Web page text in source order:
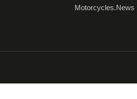
Motorcycles.News